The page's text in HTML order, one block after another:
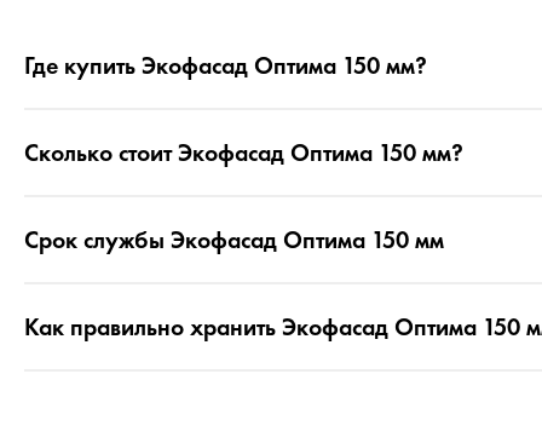
Где купить Экофасад Оптима 150 мм?
Сколько стоит Экофасад Оптима 150 мм?
Срок службы Экофасад Оптима 150 мм
Как правильно хранить Экофасад Оптима 150